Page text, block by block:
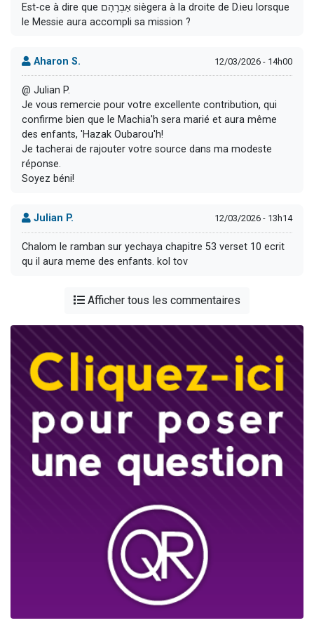
Est-ce à dire que אַבְרָהָם siègera à la droite de D.ieu lorsque
le Messie aura accompli sa mission ?
Aharon S. 12/03/2026 - 14h00
@ Julian P.
Je vous remercie pour votre excellente contribution, qui
confirme bien que le Machia'h sera marié et aura même
des enfants, 'Hazak Oubarou'h!
Je tacherai de rajouter votre source dans ma modeste
réponse.
Soyez béni!
Julian P. 12/03/2026 - 13h14
Chalom le ramban sur yechaya chapitre 53 verset 10 ecrit
qu il aura meme des enfants. kol tov
Afficher tous les commentaires